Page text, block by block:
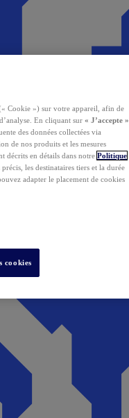
Cookie ») sur votre appareil, afin de
En cliquant sur « J’accepte »
des données collectées via
de nos produits et les mesures
décrits en détails dans notre Politique
les destinataires tiers et la durée
adapter le placement de cookies
cookies